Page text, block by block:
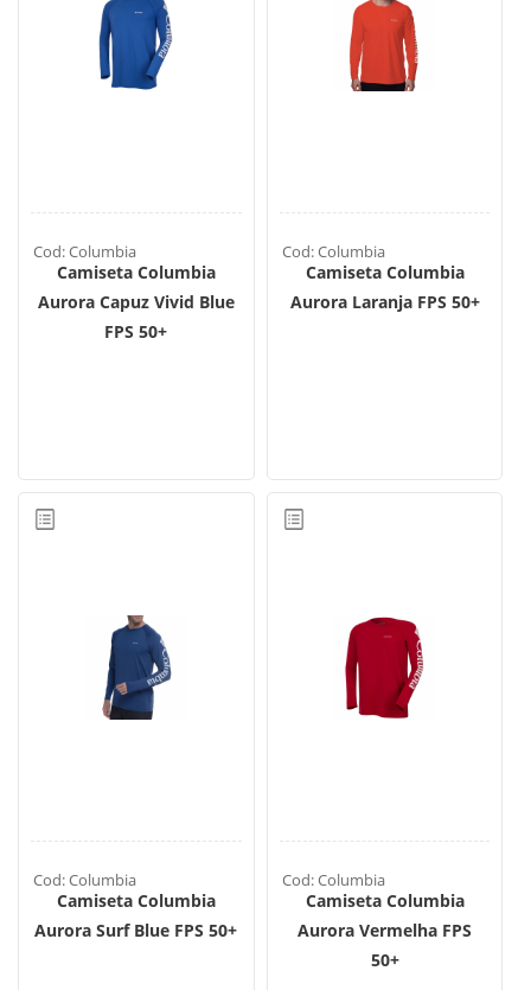
Cod: Columbia
Camiseta Columbia
Aurora Capuz Vivid Blue
FPS 50+
Cod: Columbia
Camiseta Columbia
Aurora Laranja FPS 50+
Cod: Columbia
Camiseta Columbia
Aurora Surf Blue FPS 50+
Cod: Columbia
Camiseta Columbia
Aurora Vermelha FPS
50+